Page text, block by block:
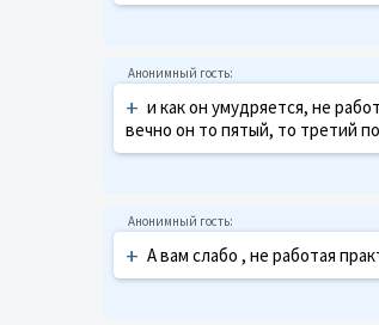
+ и как он умудряется, не
вечно он то пятый, то третий
+ А вам слабо , не работая